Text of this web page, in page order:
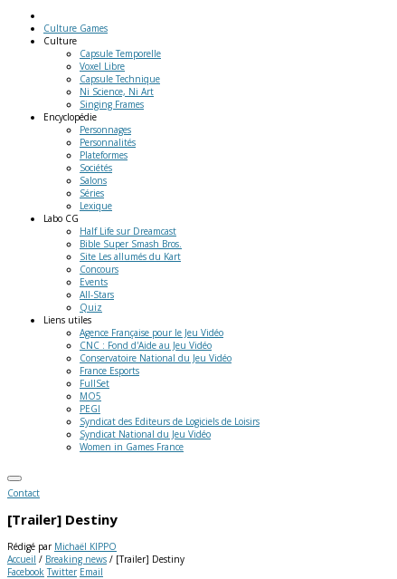
Culture Games
Culture
Capsule Temporelle
Voxel Libre
Capsule Technique
Ni Science, Ni Art
Singing Frames
Encyclopédie
Personnages
Personnalités
Plateformes
Sociétés
Salons
Séries
Lexique
Labo CG
Half Life sur Dreamcast
Bible Super Smash Bros.
Site Les allumés du Kart
Concours
Events
All-Stars
Quiz
Liens utiles
Agence Française pour le Jeu Vidéo
CNC : Fond d'Aide au Jeu Vidéo
Conservatoire National du Jeu Vidéo
France Esports
FullSet
MO5
PEGI
Syndicat des Editeurs de Logiciels de Loisirs
Syndicat National du Jeu Vidéo
Women in Games France
Contact
[Trailer] Destiny
Rédigé par Michaël KIPPO
Accueil / Breaking news / [Trailer] Destiny
Facebook Twitter Email